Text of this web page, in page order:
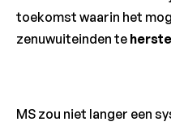
toekomst waarin het
zenuwuiteinden te
MS zou niet langer een